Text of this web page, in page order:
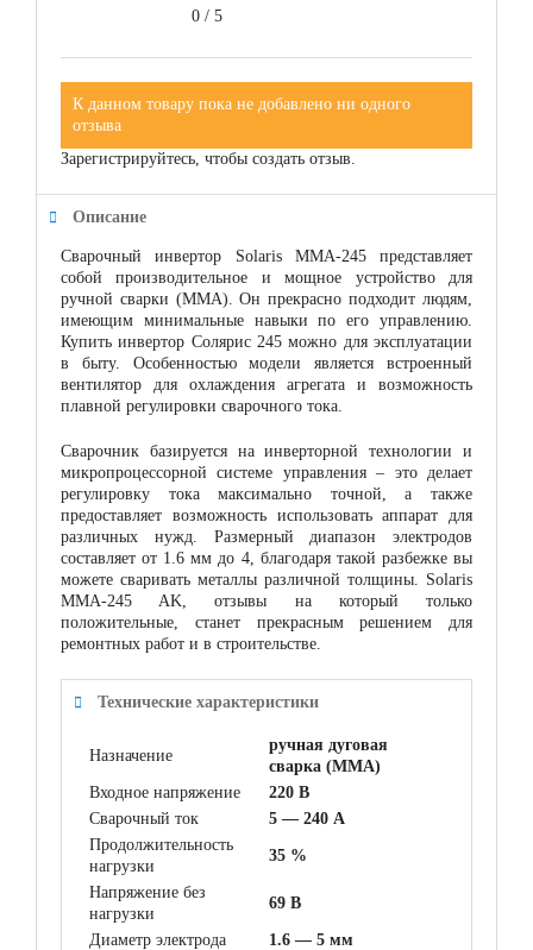
0 / 5
К данном товару пока не добавлено ни одного
отзыва
Зарегистрируйтесь, чтобы создать отзыв.
Описание
Сварочный инвертор Solaris MMA-245 представляет
собой производительное и мощное устройство для
ручной сварки (ММА). Он прекрасно подходит людям,
имеющим минимальные навыки по его управлению.
Купить инвертор Солярис 245 можно для эксплуатации
в быту. Особенностью модели является встроенный
вентилятор для охлаждения агрегата и возможность
плавной регулировки сварочного тока.
Сварочник базируется на инверторной технологии и
микропроцессорной системе управления – это делает
регулировку тока максимально точной, а также
предоставляет возможность использовать аппарат для
различных нужд. Размерный диапазон электродов
составляет от 1.6 мм до 4, благодаря такой разбежке вы
можете сваривать металлы различной толщины. Solaris
MMA-245 AK, отзывы на который только
положительные, станет прекрасным решением для
ремонтных работ и в строительстве.
Технические характеристики
Назначение
ручная дуговая
сварка (MMA)
Входное напряжение
220 В
Сварочный ток
5 — 240 А
Продолжительность
нагрузки
35 %
Напряжение без
нагрузки
69 В
Диаметр электрода
1.6 — 5 мм